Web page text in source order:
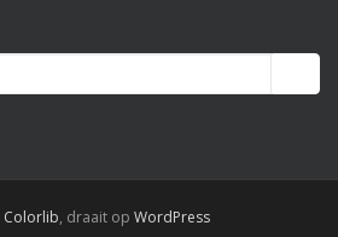
Colorlib, draait op WordPress